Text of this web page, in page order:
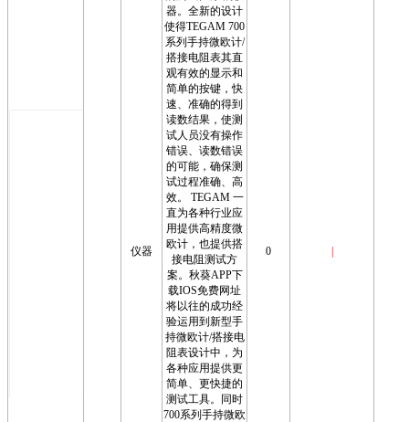
仪器
器。全新的设计
使得TEGAM 700
系列手持微欧计/
搭接电阻表其直
观有效的显示和
简单的按键，快
速、准确的得到
读数结果，使测
试人员没有操作
错误、读数错误
的可能，确保测
试过程准确、高
效。 TEGAM 一
直为各种行业应
用提供高精度微
欧计，也提供搭
接电阻测试方
案。秋葵APP下
载IOS免费网址
将以往的成功经
验运用到新型手
持微欧计/搭接电
阻表设计中，为
各种应用提供更
简单、更快捷的
测试工具。同时
700系列手持微欧
0 |